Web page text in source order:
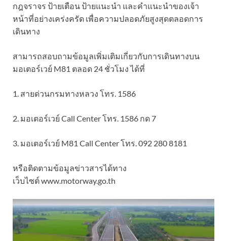
กฎจราจร ป้ายเตือน ป้ายแนะนำ และคำแนะนำของเจ้า
หน้าที่อย่างเคร่งครัด เพื่อความปลอดภัยสูงสุดตลอดการ
เดินทาง
สามารถสอบถามข้อมูลเพิ่มเติมเกี่ยวกับการเดินทางบน
มอเตอร์เวย์ M81 ตลอด 24 ชั่วโมง ได้ที่
1. สายด่วนกรมทางหลวง โทร. 1586
2. มอเตอร์เวย์ Call Center โทร. 1586 กด 7
3. มอเตอร์เวย์ M81 Call Center โทร. 092 280 8181
หรือติดตามข้อมูลข่าวสารได้ทาง
เว็บไซต์ www.motorway.go.th